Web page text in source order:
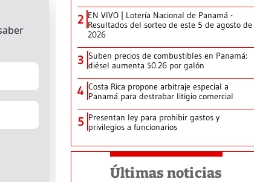
2 EN VIVO | Lotería Nacional de Panamá -
Resultados del sorteo de este 5 de agosto de
2026
3 Suben precios de combustibles en Panamá:
diésel aumenta $0.26 por galón
4 Costa Rica propone arbitraje especial a
Panamá para destrabar litigio comercial
5 Presentan ley para prohibir gastos y
privilegios a funcionarios
Últimas noticias